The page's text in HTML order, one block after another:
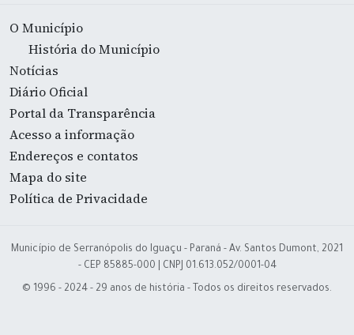
O Município
História do Município
Notícias
Diário Oficial
Portal da Transparência
Acesso a informação
Endereços e contatos
Mapa do site
Política de Privacidade
Município de Serranópolis do Iguaçu - Paraná - Av. Santos Dumont, 2021
- CEP 85885-000 | CNPJ 01.613.052/0001-04
© 1996 - 2024 - 29 anos de história - Todos os direitos reservados.